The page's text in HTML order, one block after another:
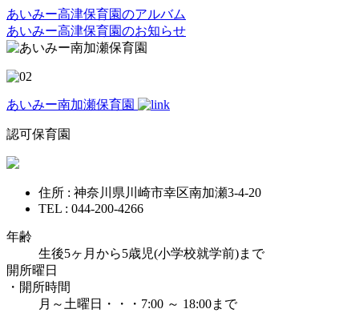
あいみー高津保育園のアルバム
あいみー高津保育園のお知らせ
あいみー南加瀬保育園
認可保育園
住所 : 神奈川県川崎市幸区南加瀬3-4-20
TEL : 044-200-4266
年齢
生後5ヶ月から5歳児(小学校就学前)まで
開所曜日
・開所時間
月～土曜日・・・7:00 ～ 18:00まで